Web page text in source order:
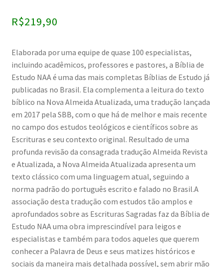
R$219,90
Elaborada por uma equipe de quase 100 especialistas,
incluindo acadêmicos, professores e pastores, a Bíblia de
Estudo NAA é uma das mais completas Bíblias de Estudo já
publicadas no Brasil. Ela complementa a leitura do texto
bíblico na Nova Almeida Atualizada, uma tradução lançada
em 2017 pela SBB, com o que há de melhor e mais recente
no campo dos estudos teológicos e científicos sobre as
Escrituras e seu contexto original. Resultado de uma
profunda revisão da consagrada tradução Almeida Revista
e Atualizada, a Nova Almeida Atualizada apresenta um
texto clássico com uma linguagem atual, seguindo a
norma padrão do português escrito e falado no Brasil.A
associação desta tradução com estudos tão amplos e
aprofundados sobre as Escrituras Sagradas faz da Bíblia de
Estudo NAA uma obra imprescindível para leigos e
especialistas e também para todos aqueles que querem
conhecer a Palavra de Deus e seus matizes históricos e
sociais da maneira mais detalhada possível, sem abrir mão